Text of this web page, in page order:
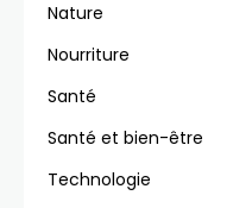
Nature
Nourriture
Santé
Santé et bien-être
Technologie